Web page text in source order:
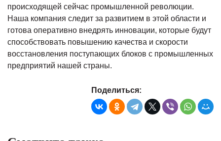
происходящей сейчас промышленной революции.
Наша компания следит за развитием в этой области и
готова оперативно внедрять инновации, которые будут
способствовать повышению качества и скорости
восстановления поступающих блоков с промышленных
предприятий нашей страны.
Поделиться: